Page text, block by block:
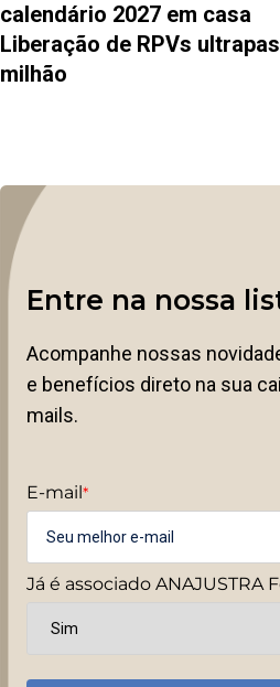
calendário 2027 em casa
Liberação de RPVs
milhão
Entre na nossa
Acompanhe nossas
e benefícios direto na sua
mails.
E-mail*
Já é associado ANAJUSTRA